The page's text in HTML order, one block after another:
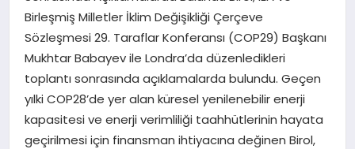
Birleşmiş Milletler İklim Değişikliği Çerçeve
Sözleşmesi 29. Taraflar Konferansı (COP29) Başkanı
Mukhtar Babayev ile Londra’da düzenledikleri
toplantı sonrasında açıklamalarda bulundu. Geçen
yılki COP28’de yer alan küresel yenilenebilir enerji
kapasitesi ve enerji verimliliği taahhütlerinin hayata
geçirilmesi için finansman ihtiyacına değinen Birol,